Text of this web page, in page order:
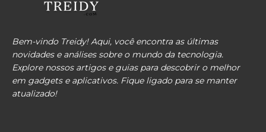
Bem-vindo Treidy! Aqui, você encontra as últimas
novidades e análises sobre o mundo da tecnologia.
Explore nossos artigos e guias para descobrir o melhor
em gadgets e aplicativos. Fique ligado para se manter
atualizado!